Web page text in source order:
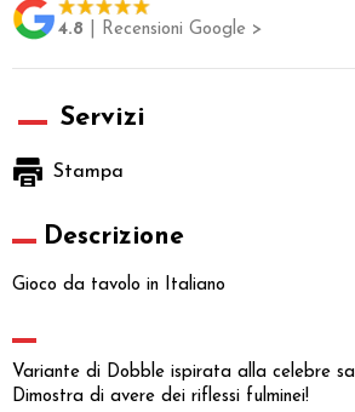
4.8 | Recensioni Google >
Servizi
Stampa
Descrizione
Gioco da tavolo in Italiano
Variante di Dobble ispirata alla celebre
Dimostra di avere dei riflessi fulminei!